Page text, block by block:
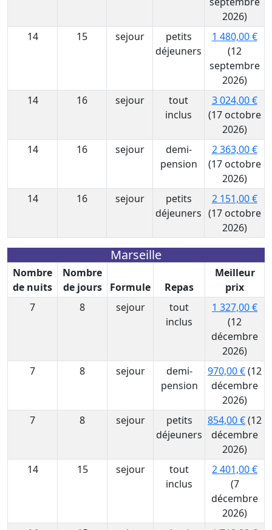
2026)
14
15 sejour
petits
déjeuners
1 480,00 €
(12
septembre
2026)
14
16 sejour
tout
inclus
3 024,00 €
(17 octobre
2026)
14
16 sejour
demi-
pension
2 363,00 €
(17 octobre
2026)
14
16 sejour
petits
déjeuners
2 151,00 €
(17 octobre
2026)
Marseille
Nombre
de nuits
Nombre
de jours
Formule Repas
Meilleur
prix
7
8 sejour
tout
inclus
1 327,00 €
(12
décembre
2026)
7
8 sejour
demi-
pension
970,00 €(12
décembre
2026)
7
8 sejour
petits
déjeuners
854,00 €(12
décembre
2026)
14
15 sejour
tout
inclus
2 401,00 €
(7
décembre
2026)